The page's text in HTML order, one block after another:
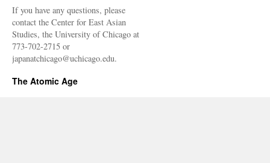
If you have any questions, please
contact the Center for East Asian
Studies, the University of Chicago at
773-702-2715 or
japanatchicago@uchicago.edu.
The Atomic Age